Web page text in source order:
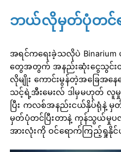
ဘယ်လိုမှတ်ပုံတင်
အရင်ကရေးခဲ့သလိုပဲ
တွေအတွက် အနည်းဆုံးငွေသွင်းတ
လိုမျိုး ကောင်းမွန်တဲ့အခြေအန
သင့်ရဲ့အီးမေးလ် ဒါမှမဟုတ်
ပြီး ကလစ်အနည်းငယ်နှိပ်ရုံနဲ့ မှ
မှတ်ပုံတင်ပြီးတာနဲ့ ကုန်သွယ်မှုပလ
အားလုံးကို ဝင်ရောက်ကြည့်ရှုနို